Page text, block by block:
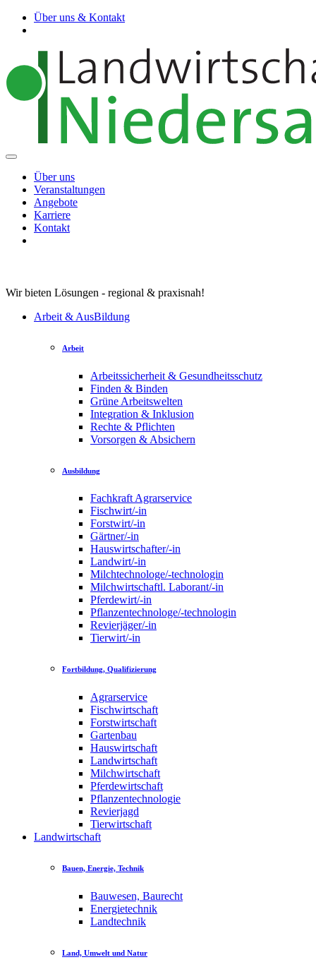
Über uns & Kontakt
Über uns
Veranstaltungen
Angebote
Karriere
Kontakt
Wir bieten Lösungen - regional & praxisnah!
Arbeit & AusBildung
Arbeit
Arbeitssicherheit & Gesundheitsschutz
Finden & Binden
Grüne Arbeitswelten
Integration & Inklusion
Rechte & Pflichten
Vorsorgen & Absichern
Ausbildung
Fachkraft Agrarservice
Fischwirt/-in
Forstwirt/-in
Gärtner/-in
Hauswirtschafter/-in
Landwirt/-in
Milchtechnologe/-technologin
Milchwirtschaftl. Laborant/-in
Pferdewirt/-in
Pflanzentechnologe/-technologin
Revierjäger/-in
Tierwirt/-in
Fortbildung, Qualifizierung
Agrarservice
Fischwirtschaft
Forstwirtschaft
Gartenbau
Hauswirtschaft
Landwirtschaft
Milchwirtschaft
Pferdewirtschaft
Pflanzentechnologie
Revierjagd
Tierwirtschaft
Landwirtschaft
Bauen, Energie, Technik
Bauwesen, Baurecht
Energietechnik
Landtechnik
Land, Umwelt und Natur